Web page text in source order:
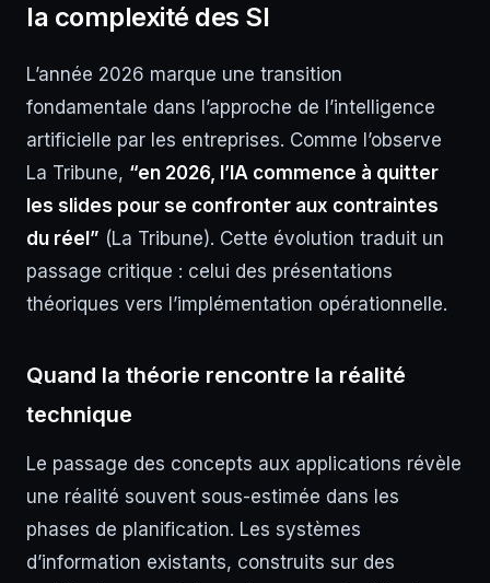
la complexité des SI
L’année 2026 marque une transition
fondamentale dans l’approche de l’intelligence
artificielle par les entreprises. Comme l’observe
La Tribune, “en 2026, l’IA commence à quitter
les slides pour se confronter aux contraintes
du réel” (La Tribune). Cette évolution traduit un
passage critique : celui des présentations
théoriques vers l’implémentation opérationnelle.
Quand la théorie rencontre la réalité
technique
Le passage des concepts aux applications révèle
une réalité souvent sous-estimée dans les
phases de planification. Les systèmes
d’information existants, construits sur des